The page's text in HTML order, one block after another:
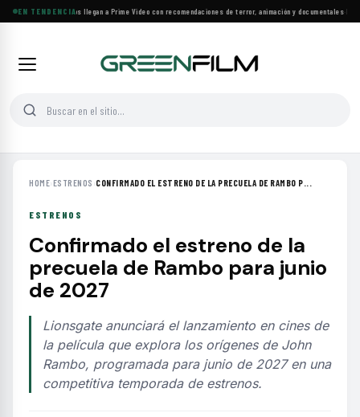
EN TENDENCIA
Más de 160 estrenos llegan a Prime Video con recomendaciones de terror, animación y documentales·Las
HOME›ESTRENOS ›CONFIRMADO EL ESTRENO DE LA PRECUELA DE RAMBO P...
ESTRENOS
Confirmado el estreno de la
precuela de Rambo para junio
de 2027
Lionsgate anunciará el lanzamiento en cines de
la película que explora los orígenes de John
Rambo, programada para junio de 2027 en una
competitiva temporada de estrenos.